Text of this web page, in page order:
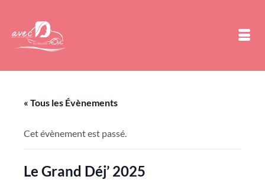
« Tous les Évènements
Cet évènement est passé.
Le Grand Déj’ 2025